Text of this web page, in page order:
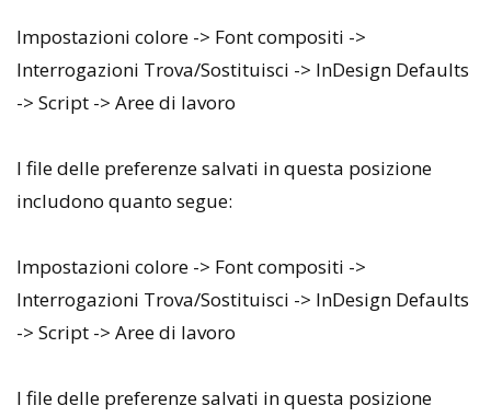
Impostazioni colore -> Font compositi ->
Interrogazioni Trova/Sostituisci -> InDesign Defaults
-> Script -> Aree di lavoro
I file delle preferenze salvati in questa posizione
includono quanto segue:
Impostazioni colore -> Font compositi ->
Interrogazioni Trova/Sostituisci -> InDesign Defaults
-> Script -> Aree di lavoro
I file delle preferenze salvati in questa posizione